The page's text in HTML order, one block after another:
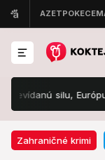
silu, Európu čaká
Zahraničné krimi
Zahraničné krimi